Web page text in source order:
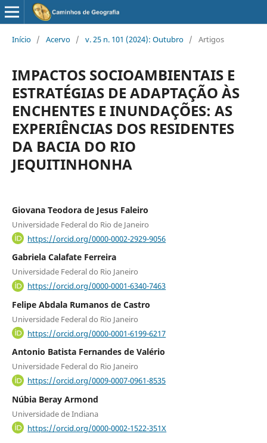
Início / Acervo / v. 25 n. 101 (2024): Outubro / Artigos
IMPACTOS SOCIOAMBIENTAIS E
ESTRATÉGIAS DE ADAPTAÇÃO ÀS
ENCHENTES E INUNDAÇÕES: AS
EXPERIÊNCIAS DOS RESIDENTES
DA BACIA DO RIO
JEQUITINHONHA
Giovana Teodora de Jesus Faleiro
Universidade Federal do Rio de Janeiro
https://orcid.org/0000-0002-2929-9056
Gabriela Calafate Ferreira
Universidade Federal do Rio Janeiro
https://orcid.org/0000-0001-6340-7463
Felipe Abdala Rumanos de Castro
Universidade Federal do Rio Janeiro
https://orcid.org/0000-0001-6199-6217
Antonio Batista Fernandes de Valério
Universidade Federal do Rio Janeiro
https://orcid.org/0009-0007-0961-8535
Núbia Beray Armond
Universidade de Indiana
https://orcid.org/0000-0002-1522-351X